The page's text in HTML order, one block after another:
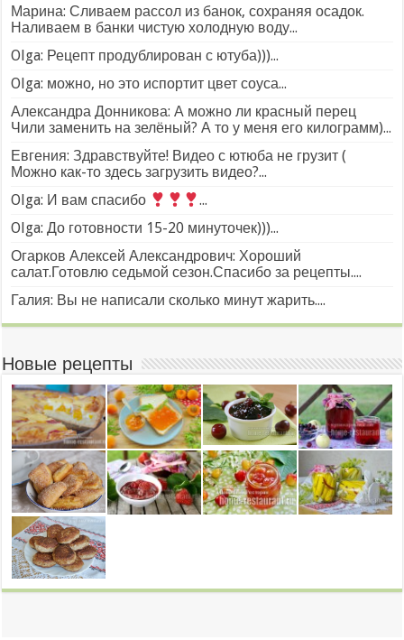
Марина: Сливаем рассол из банок, сохраняя осадок.
Наливаем в банки чистую холодную воду...
Olga: Рецепт продублирован с ютуба)))...
Olga: можно, но это испортит цвет соуса...
Александра Донникова: А можно ли красный перец
Чили заменить на зелёный? А то у меня его килограмм)...
Евгения: Здравствуйте! Видео с ютюба не грузит (
Можно как-то здесь загрузить видео?...
Olga: И вам спасибо
...
Olga: До готовности 15-20 минуточек)))...
Огарков Алексей Александрович: Хороший
салат.Готовлю седьмой сезон.Спасибо за рецепты....
Галия: Вы не написали сколько минут жарить....
Новые рецепты